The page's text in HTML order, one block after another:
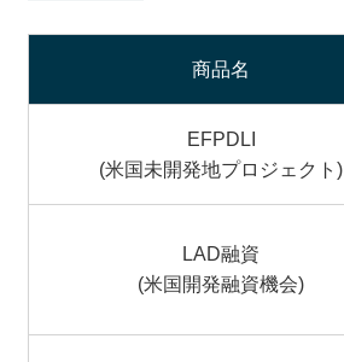
商品名
EFPDLI
(米国未開発地プロジェクト)
LAD融資
(米国開発融資機会)